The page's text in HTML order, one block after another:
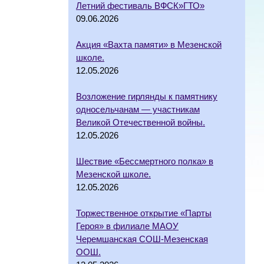
Летний фестиваль ВФСК»ГТО»
09.06.2026
Акция «Вахта памяти» в Мезенской
школе.
12.05.2026
Возложение гирлянды к памятнику
односельчанам — участникам
Великой Отечественной войны.
12.05.2026
Шествие «Бессмертного полка» в
Мезенской школе.
12.05.2026
Торжественное открытие «Парты
Героя» в филиале МАОУ
Черемшанская СОШ-Мезенская
ООШ.